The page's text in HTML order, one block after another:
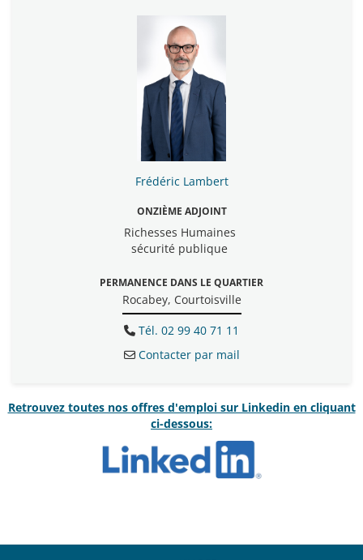
Frédéric Lambert
ONZIÈME ADJOINT
Richesses Humaines
sécurité publique
PERMANENCE DANS LE QUARTIER
Rocabey, Courtoisville
Tél. 02 99 40 71 11
Contacter par mail
Retrouvez toutes nos offres d'emploi sur Linkedin en cliquant
ci-dessous: